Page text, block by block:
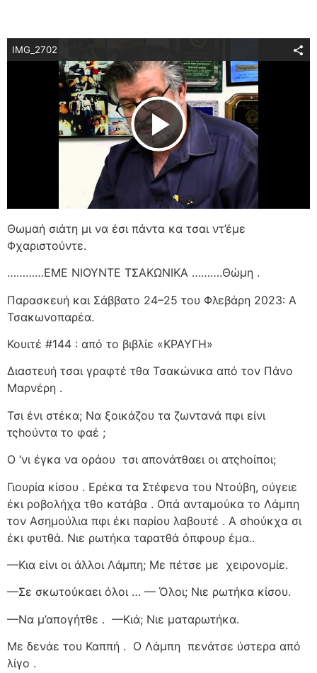
IMG_2702
Play Video
Θωμαή σιάτη μι να έσι πάντα κα τσαι ντ’έμε
Φχαριστούντε.
…………ΕΜΕ ΝΙΟΥΝΤΕ ΤΣΑΚΩΝΙΚΑ ……….Θώμη .
Παρασκευή και Σάββατο 24–25 του Φλεβάρη 2023: Α
Τσακωνοπαρέα.
Κουιτέ #144 : από το βιβλίε «ΚΡΑΥΓΗ»
Διαστευή τσαι γραφτέ τθα Τσακώνικα από τον Πάνο
Μαρνέρη .
Τσι ένι στέκα; Να ξοικάζου τα ζωντανά πφι είνι
τςhούντα το φαέ ;
Ο ‘νι έγκα να οράου τσι απονάτθαει οι ατςhοίποι;
Γιουρία κίσου . Ερέκα τα Στέφενα του Ντούβη, ούγειε
έκι ροβολήχα τθο κατάβα . Οπά ανταμούκα το Λάμπη
τον Ασημούλια πφι έκι παρίου λαβουτέ . Α σhούκχα σι
έκι φυτθά. Νιε ρωτήκα ταρατθά όπφουρ έμα..
—Κια είνι οι άλλοι Λάμπη; Με πέτσε με χειρονομίε.
—Σε σκωτούκαει όλοι … — Όλοι; Νιε ρωτήκα κίσου.
—Να μ’απογήτθε . —Κιά; Νιε ματαρωτήκα.
Με δενάε του Καππή . Ο Λάμπη πενάτσε ύστερα από
λίγο .